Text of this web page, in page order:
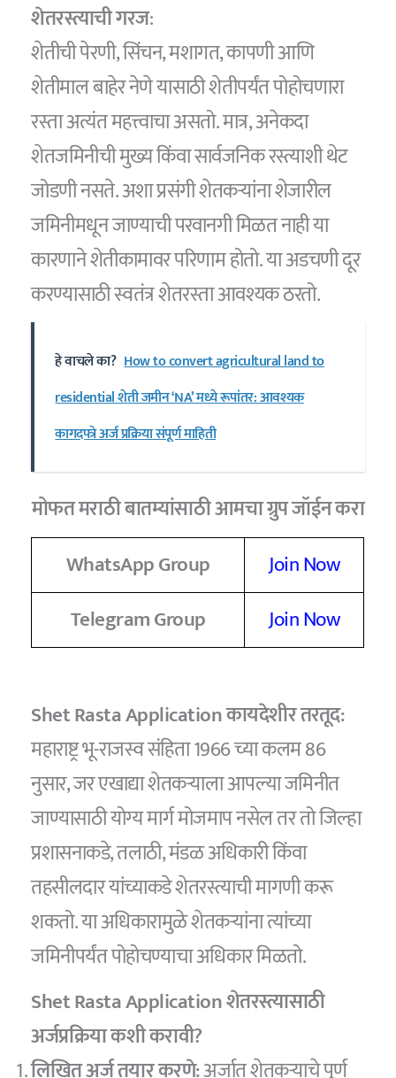
शेतरस्त्याची गरज:
शेतीची पेरणी, सिंचन, मशागत, कापणी आणि
शेतीमाल बाहेर नेणे यासाठी शेतीपर्यंत पोहोचणारा
रस्ता अत्यंत महत्त्वाचा असतो. मात्र, अनेकदा
शेतजमिनीची मुख्य किंवा सार्वजनिक रस्त्याशी थेट
जोडणी नसते. अशा प्रसंगी शेतकऱ्यांना शेजारील
जमिनीमधून जाण्याची परवानगी मिळत नाही या
कारणाने शेतीकामावर परिणाम होतो. या अडचणी दूर
करण्यासाठी स्वतंत्र शेतरस्ता आवश्यक ठरतो.
हे वाचले का? How to convert agricultural land to
residential शेती जमीन ‘NA’ मध्ये रूपांतर: आवश्यक
कागदपत्रे अर्ज प्रक्रिया संपूर्ण माहिती
मोफत मराठी बातम्यांसाठी आमचा ग्रुप जॉईन करा
WhatsApp Group
Join Now
Telegram Group
Join Now
Shet Rasta Application कायदेशीर तरतूद:
महाराष्ट्र भू-राजस्व संहिता 1966 च्या कलम 86
नुसार, जर एखाद्या शेतकऱ्याला आपल्या जमिनीत
जाण्यासाठी योग्य मार्ग मोजमाप नसेल तर तो जिल्हा
प्रशासनाकडे, तलाठी, मंडळ अधिकारी किंवा
तहसीलदार यांच्याकडे शेतरस्त्याची मागणी करू
शकतो. या अधिकारामुळे शेतकऱ्यांना त्यांच्या
जमिनीपर्यंत पोहोचण्याचा अधिकार मिळतो.
Shet Rasta Application शेतरस्त्यासाठी
अर्जप्रक्रिया कशी करावी?
लिखित अर्ज तयार करणे:अर्जात शेतकऱ्याचे पूर्ण